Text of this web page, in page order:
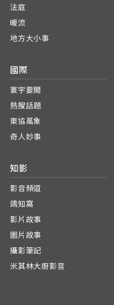
法庭
暖流
地方大小事
國際
寰宇要聞
熱搜話題
東協萬象
奇人妙事
知影
影音頻道
鴿知窩
影片故事
圖片故事
攝影筆記
米其林大廚影音